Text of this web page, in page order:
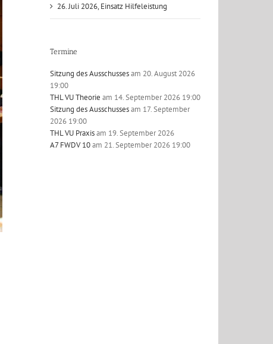
26. Juli 2026, Einsatz Hilfeleistung
Termine
Sitzung des Ausschussesam 20. August 2026
19:00
THL VU Theorie am 14. September 2026 19:00
Sitzung des Ausschussesam 17. September
2026 19:00
THL VU Praxisam 19. September 2026
A7 FWDV 10am 21. September 2026 19:00